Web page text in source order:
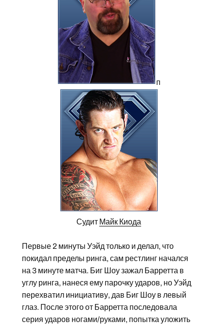
п
Судит Майк Киода
Первые 2 минуты Уэйд только и делал, что
покидал пределы ринга, сам рестлинг начался
на 3 минуте матча. Биг Шоу зажал Барретта в
углу ринга, нанеся ему парочку ударов, но Уэйд
перехватил инициативу, дав Биг Шоу в левый
глаз. После этого от Барретта последовала
серия ударов ногами/руками, попытка уложить